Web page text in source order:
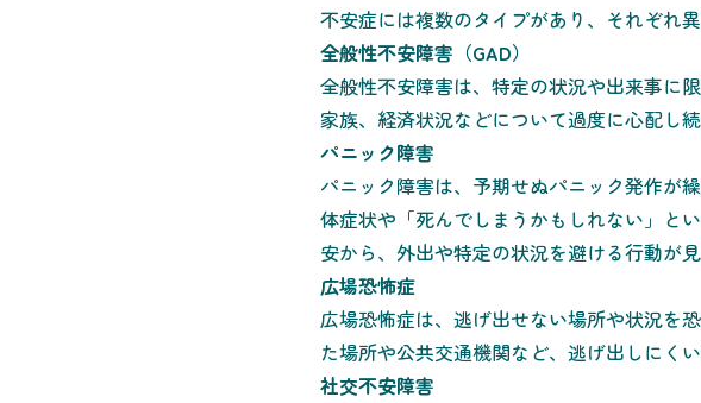
不安症には複数のタイプがあり、それぞれ
全般性不安障害（GAD）
全般性不安障害は、特定の状況や出来事に
家族、経済状況などについて過度に心配し
パニック障害
パニック障害は、予期せぬパニック発作が
体症状や「死んでしまうかもしれない」と
安から、外出や特定の状況を避ける行動が
広場恐怖症
広場恐怖症は、逃げ出せない場所や状況を
た場所や公共交通機関など、逃げ出しにく
社交不安障害